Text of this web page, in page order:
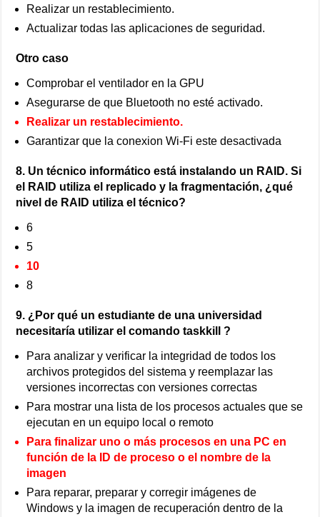
Realizar un restablecimiento.
Actualizar todas las aplicaciones de seguridad.
Otro caso
Comprobar el ventilador en la GPU
Asegurarse de que Bluetooth no esté activado.
Realizar un restablecimiento.
Garantizar que la conexion Wi-Fi este desactivada
8. Un técnico informático está instalando un RAID. Si
el RAID utiliza el replicado y la fragmentación, ¿qué
nivel de RAID utiliza el técnico?
6
5
10
8
9. ¿Por qué un estudiante de una universidad
necesitaría utilizar el comando taskkill ?
Para analizar y verificar la integridad de todos los
archivos protegidos del sistema y reemplazar las
versiones incorrectas con versiones correctas
Para mostrar una lista de los procesos actuales que se
ejecutan en un equipo local o remoto
Para finalizar uno o más procesos en una PC en
función de la ID de proceso o el nombre de la
imagen
Para reparar, preparar y corregir imágenes de
Windows y la imagen de recuperación dentro de la